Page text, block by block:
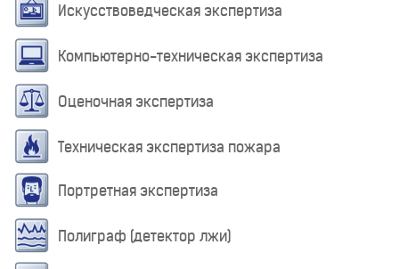
Искусствоведческая экспертиза
Компьютерно-техническая экспертиза
Оценочная экспертиза
Техническая экспертиза пожара
Портретная экспертиза
Полиграф (детектор лжи)